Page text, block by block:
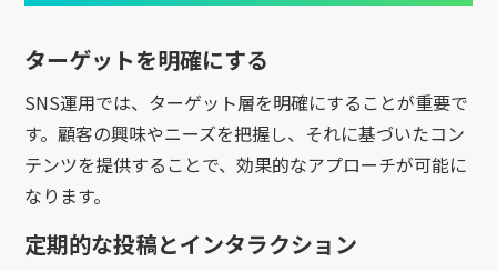
ターゲットを明確にする
SNS運用では、ターゲット層を明確にすることが重要で
す。顧客の興味やニーズを把握し、それに基づいたコン
テンツを提供することで、効果的なアプローチが可能に
なります。
定期的な投稿とインタラクション